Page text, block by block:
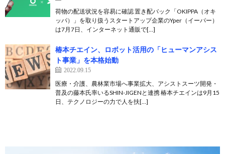
荷物の配送状況を容易に確認 置き配バック「OKIPPA（オキ
ッパ）」を取り扱うスタートアップ企業のYper（イーパー）
は7月7日、インターネット通販で[…]
椿本チエイン、ロボット活用の「ヒューマンアシス
ト事業」を本格始動
2022.09.15
医療・介護、農林業市場へ事業拡大、アシストスーツ開発・
普及の藤本氏率いるSHIN-JIGENと連携 椿本チエインは9月15
日、テクノロジーの力で人を扶[…]